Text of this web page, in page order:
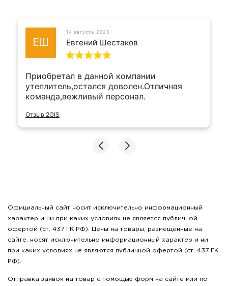
ЕШ
14 августа 2025
Евгений Шестаков
Приобретал в данной компании
утеплитель,остался доволен.Отличная
команда,вежливый персонал.
Отзыв 2GIS
Официальный сайт носит исключительно информационный
характер и ни при каких условиях не является публичной
офертой (ст. 437 ГК РФ). Цены на товары, размещенные на
сайте, носят исключительно информационный характер и ни
при каких условиях не являются публичной офертой (ст. 437 ГК
РФ).
Отправка заявок на товар с помощью форм на сайте или по